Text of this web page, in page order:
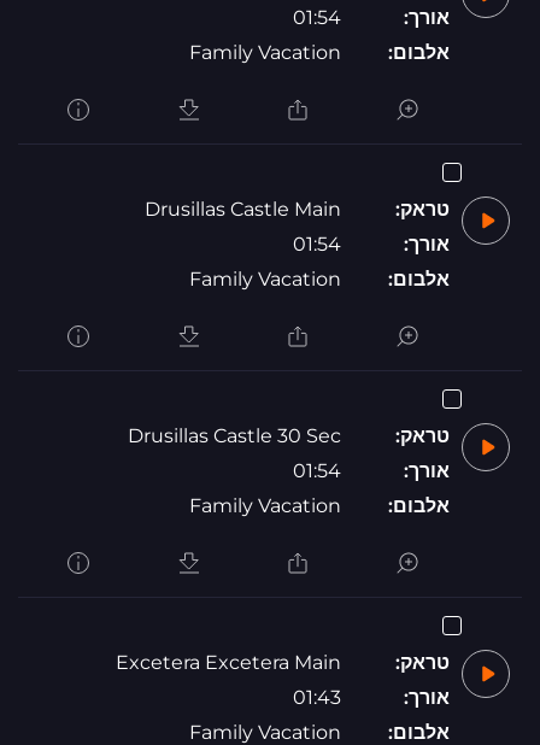
אורך:
01:54
אלבום:
Family Vacation
טראק:
Drusillas Castle Main
אורך:
01:54
אלבום:
Family Vacation
טראק:
Drusillas Castle 30 Sec
אורך:
01:54
אלבום:
Family Vacation
טראק:
Excetera Excetera Main
אורך:
01:43
אלבום:
Family Vacation